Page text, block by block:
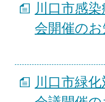
川口市感
会開催の
川口市緑